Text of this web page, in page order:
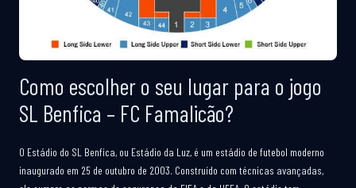
Como escolher o seu lugar para o jogo
SL Benfica – FC Famalicão?
O Estádio do SL Benfica, ou Estádio da Luz, é um estádio de futebol moderno
inaugurado em 25 de outubro de 2003. Construído com técnicas avançadas,